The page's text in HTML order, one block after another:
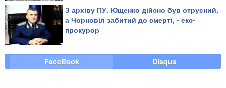
З архіву ПУ. Ющенко дійсно був отруєний,
а Чорновіл забитий до смерті, - екс-
прокурор
FaceBook Disqus